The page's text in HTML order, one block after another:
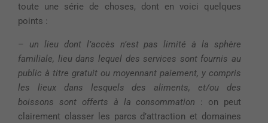
toute une série de choses, dont en voici quelques
points :
– un lieu dont l’accès n’est pas limité à la sphère
familiale, lieu dans lequel des services sont fournis au
public à titre gratuit ou moyennant paiement, y compris
les lieux dans lesquels des aliments, et/ou des
boissons sont offerts à la consommation : on peut
clairement classer les parcs d’attraction et domaines